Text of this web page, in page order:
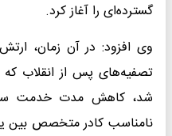
گسترده‌ای را آغاز کرد.
وی افزود: در آن زمان،
تصفیه‌های پس از انقلاب
شد، کاهش مدت خدمت
نامناسب کادر متخصص بین